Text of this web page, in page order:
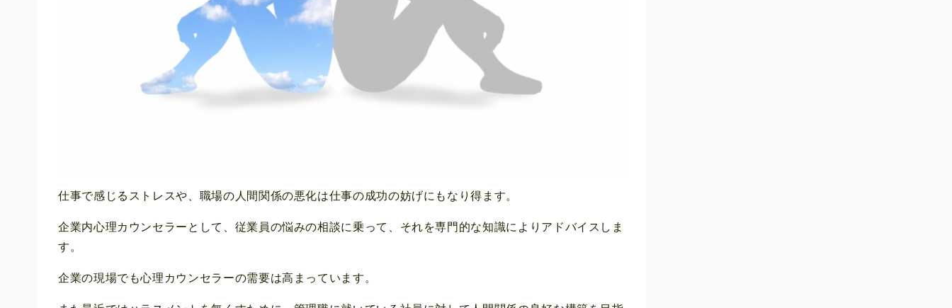
仕事で感じるストレスや、職場の人間関係の悪化は仕事の成功の妨げにもなり得ます。
企業内心理カウンセラーとして、従業員の悩みの相談に乗って、それを専門的な知識によりアドバイスしま
す。
企業の現場でも心理カウンセラーの需要は高まっています。